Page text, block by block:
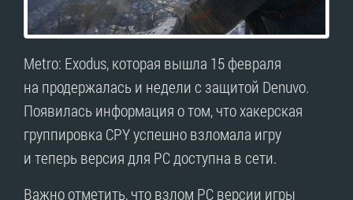
Metro: Exodus, которая вышла 15 февраля
на продержалась и недели с защитой Denuvo.
Появилась информация о том, что хакерская
группировка CPY успешно взломала игру
и теперь версия для PC доступна в сети.
Важно отметить, что взлом PC версии игры